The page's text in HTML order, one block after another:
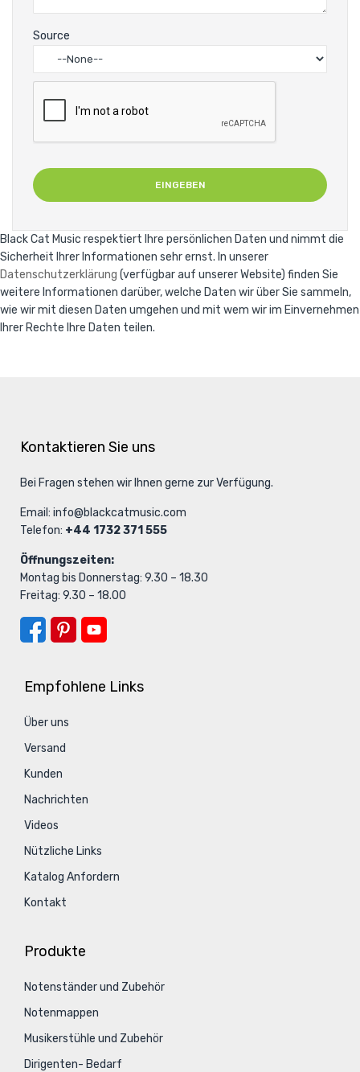
Source
Black Cat Music respektiert Ihre persönlichen Daten und nimmt die
Sicherheit Ihrer Informationen sehr ernst. In unserer
Datenschutzerklärung (verfügbar auf unserer Website) finden Sie
weitere Informationen darüber, welche Daten wir über Sie sammeln,
wie wir mit diesen Daten umgehen und mit wem wir im Einvernehmen
Ihrer Rechte Ihre Daten teilen.
Kontaktieren Sie uns
Bei Fragen stehen wir Ihnen gerne zur Verfügung.
Email: info@blackcatmusic.com
Telefon: +44 1732 371 555
Öffnungszeiten:
Montag bis Donnerstag: 9.30 – 18.30
Freitag: 9.30 – 18.00
Empfohlene Links
Über uns
Versand
Kunden
Nachrichten
Videos
Nützliche Links
Katalog Anfordern
Kontakt
Produkte
Notenständer und Zubehör
Notenmappen
Musikerstühle und Zubehör
Dirigenten- Bedarf